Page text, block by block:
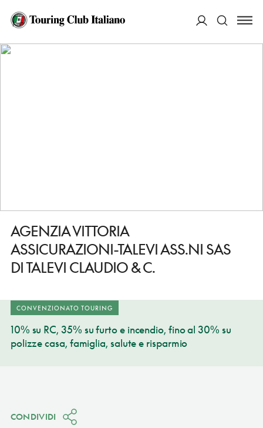
HOME
AGENZIA VITTORIA ASSICURAZIONI-TALEVI ASS.NI SAS DI TALEVI CLAUDIO &
C.
AGENZIA VITTORIA
ASSICURAZIONI-TALEVI ASS.NI SAS
DI TALEVI CLAUDIO & C.
CONVENZIONATO TOURING
10% su RC, 35% su furto e incendio, fino al 30% su
polizze casa, famiglia, salute e risparmio
CONDIVIDI